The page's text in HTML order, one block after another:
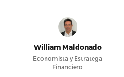
William Maldonado
Economista y Estratega
Financiero